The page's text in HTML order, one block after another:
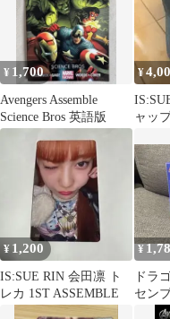
¥ 1,700
Avengers Assemble
Science Bros 英語版
¥
ャッ
¥ 1,200
IS:SUE RIN 会田凛 ト
レカ 1ST ASSEMBLE
¥
ドラ
セン
ン B